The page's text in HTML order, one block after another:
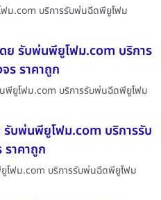
ม.com บริการรับพ่นฉีดพียูโฟม
ย รับพ่นพียูโฟม.com บริการ
ร ราคาถูก
พียูโฟม.com บริการรับพ่นฉีดพียูโฟม
บพ่นพียูโฟม.com บริการรับ
าคาถูก
โฟม.com บริการรับพ่นฉีดพียูโฟม